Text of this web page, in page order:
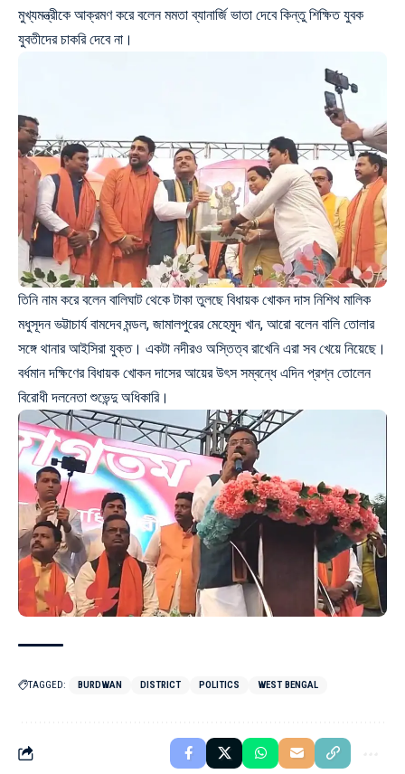
মুখ্যমন্ত্রীকে আক্রমণ করে বলেন মমতা ব্যানার্জি ভাতা দেবে কিন্তু শিক্ষিত যুবক
যুবতীদের চাকরি দেবে না।
তিনি নাম করে বলেন বালিঘাট থেকে টাকা তুলছেবিধায়ক খোকন দাসনিশিথ মালিক
মধুসূদন ভট্টাচার্য বামদেব মন্ডল, জামালপুরের মেহেমুদ খান, আরো বলেন বালি তোলার
সঙ্গে থানার আইসিরা যুক্ত। একটা নদীরও অস্তিত্ব রাখেনি এরা সব খেয়ে নিয়েছে।
বর্ধমান দক্ষিণের বিধায়ক খোকন দাসের আয়ের উৎস সম্বন্ধে এদিন প্রশ্ন তোলেন
বিরোধী দলনেতা শুভেন্দু অধিকারি।
TAGGED: BURDWAN DISTRICT POLITICS WEST BENGAL